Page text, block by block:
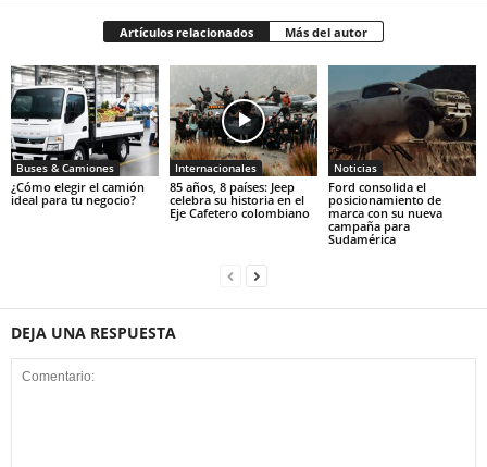
Artículos relacionados Más del autor
Buses & Camiones
¿Cómo elegir el camión
ideal para tu negocio?
Internacionales
85 años, 8 países: Jeep
celebra su historia en el
Eje Cafetero colombiano
Noticias
Ford consolida el
posicionamiento de
marca con su nueva
campaña para
Sudamérica
DEJA UNA RESPUESTA